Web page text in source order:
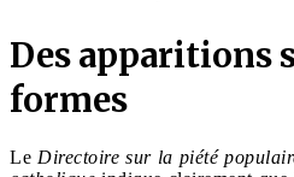
Des apparitions
formes
Le Directoire sur la piété